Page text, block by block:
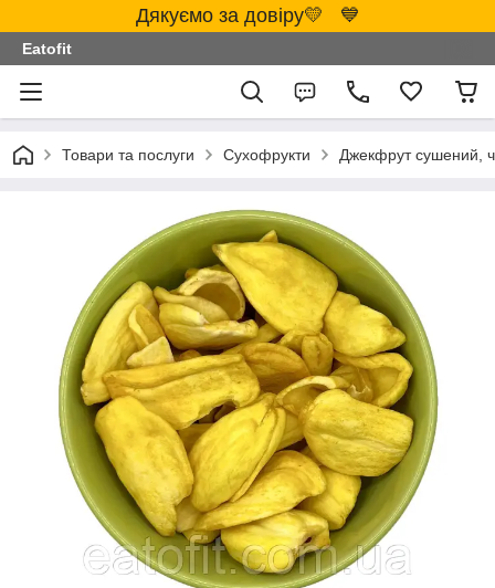
Дякуємо за довіру💛 💙
Eatofit
Товари та послуги Сухофрукти Джекфрут сушений,